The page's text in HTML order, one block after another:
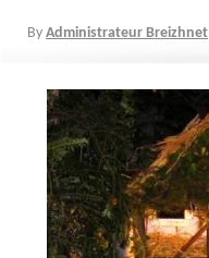
By Administrateur Breizhnet